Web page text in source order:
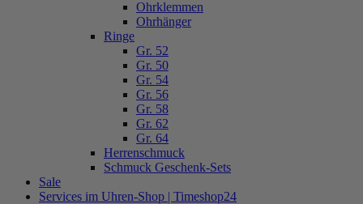
Ohrklemmen
Ohrhänger
Ringe
Gr. 52
Gr. 50
Gr. 54
Gr. 56
Gr. 58
Gr. 62
Gr. 64
Herrenschmuck
Schmuck Geschenk-Sets
Sale
Services im Uhren-Shop | Timeshop24